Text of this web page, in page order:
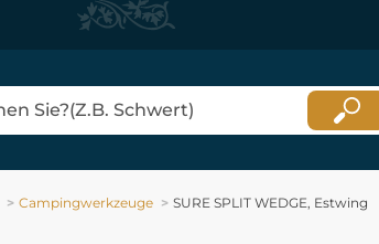
Campingwerkzeuge SURE SPLIT WEDGE, Estwing